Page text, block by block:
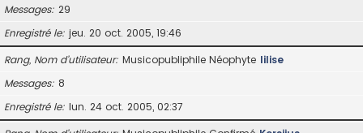
Messages 29
Enregistré le jeu. 20 oct. 2005, 19:46
Rang, Nom d’utilisateur Musicopubliphile Néophyte lilise
Messages 8
Enregistré le lun. 24 oct. 2005, 02:37